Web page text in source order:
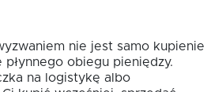
nie jest samo kupienie
obiegu pieniędzy.
na logistykę albo